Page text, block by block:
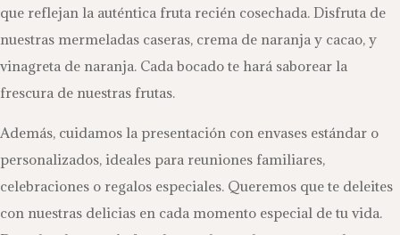
que reflejan la auténtica fruta recién cosechada. Disfruta de
nuestras mermeladas caseras, crema de naranja y cacao, y
vinagreta de naranja. Cada bocado te hará saborear la
frescura de nuestras frutas.
Además, cuidamos la presentación con envases estándar o
personalizados, ideales para reuniones familiares,
celebraciones o regalos especiales. Queremos que te deleites
con nuestras delicias en cada momento especial de tu vida.